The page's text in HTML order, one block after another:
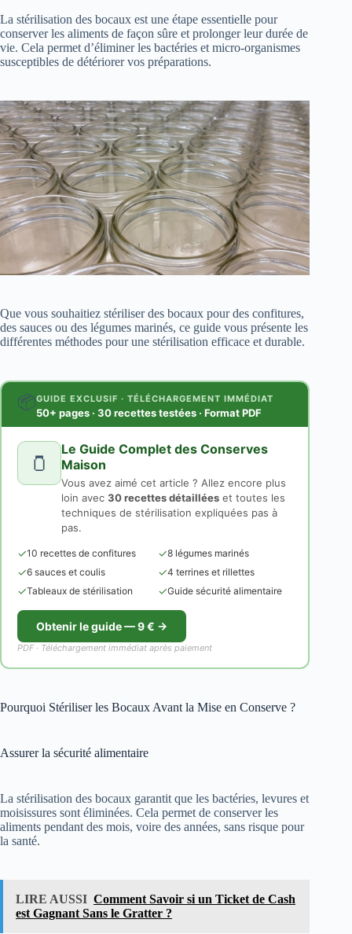
La stérilisation des bocaux est une étape essentielle pour
conserver les aliments de façon sûre et prolonger leur durée de
vie. Cela permet d’éliminer les bactéries et micro-organismes
susceptibles de détériorer vos préparations.
Que vous souhaitiez stériliser des bocaux pour des confitures,
des sauces ou des légumes marinés, ce guide vous présente les
différentes méthodes pour une stérilisation efficace et durable.
📦GUIDE EXCLUSIF · TÉLÉCHARGEMENT IMMÉDIAT
50+ pages · 30 recettes testées · Format PDF
🫙
Le Guide Complet des Conserves
Maison
Vous avez aimé cet article ? Allez encore plus
loin avec 30 recettes détailléeset toutes les
techniques de stérilisation expliquées pas à
pas.
✓10 recettes de confitures ✓8 légumes marinés
✓6 sauces et coulis ✓4 terrines et rillettes
✓Tableaux de stérilisation ✓Guide sécurité alimentaire
Obtenir le guide — 9 € →
PDF · Téléchargement immédiat après paiement
Pourquoi Stériliser les Bocaux Avant la Mise en Conserve ?
Assurer la sécurité alimentaire
La stérilisation des bocaux garantit que les bactéries, levures et
moisissures sont éliminées. Cela permet de conserver les
aliments pendant des mois, voire des années, sans risque pour
la santé.
LIRE AUSSI Comment Savoir si un Ticket de Cash
est Gagnant Sans le Gratter ?